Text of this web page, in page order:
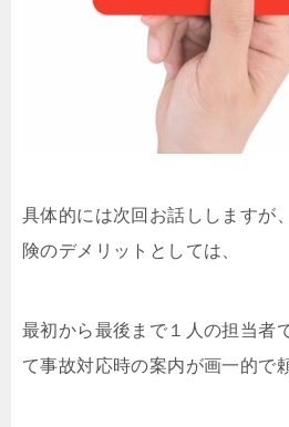
具体的には次回お話ししますが
険のデメリットとしては、
最初から最後まで１人の担当者
て事故対応時の案内が画一的で